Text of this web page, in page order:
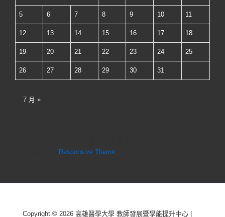
5 6 7 8 9 10 11
12 13 14 15 16 17 18
19 20 21 22 23 24 25
26 27 28 29 30 31
7 月 »
Responsive Theme
Copyright © 2026 高雄醫學大學 教師發展暨學能提升中心